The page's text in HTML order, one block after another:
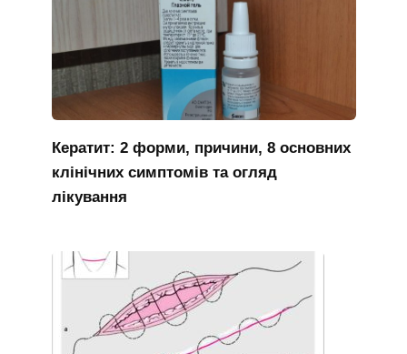
Кератит: 2 форми, причини, 8 основних
клінічних симптомів та огляд
лікування